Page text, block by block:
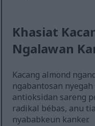
Khasiat
Ngalawan
Kacang almond
ngabantosan
antioksidan sareng
radikal bébas, anu
nyababkeun kanker.